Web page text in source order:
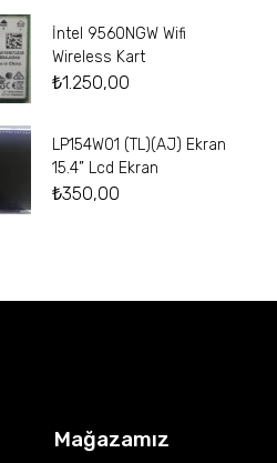
İntel 9560NGW Wifi
Wireless Kart
₺1.250,00
LP154W01 (TL)(AJ) Ekran
15.4” Lcd Ekran
₺350,00
Mağazamız